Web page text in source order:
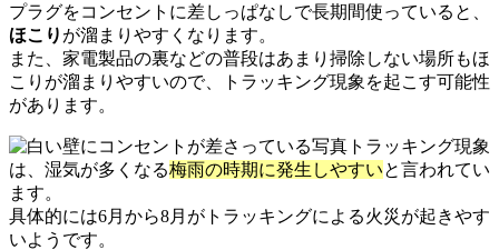
プラグをコンセントに差しっぱなしで長期間使っていると、
ほこり が溜まりやすくなります。
また、家電製品の裏などの普段はあまり掃除しない場所もほ
こりが溜まりやすいので、トラッキング現象を起こす可能性
があります。
トラッキング現象
は、湿気が多くなる梅雨の時期に発生しやすいと言われてい
ます。
具体的には6月から8月がトラッキングによる火災が起きやす
いようです。